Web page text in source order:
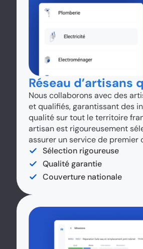
Réseau d’artisans
Nous collaborons avec des
et qualifiés, garantissant des
qualité sur tout le territoire
artisan est rigoureusement
assurer un service de premier
Sélection rigoureuse
Qualité garantie
Couverture nationale